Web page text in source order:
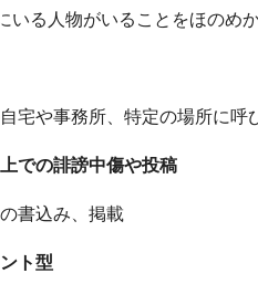
る人物がいることをほのめ
や事務所、特定の場所に呼
での誹謗中傷や投稿
書込み、掲載
ト型